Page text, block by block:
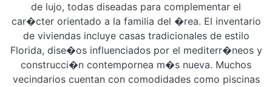
de lujo, todas diseadas para complementar el
car�cter orientado a la familia del �rea. El inventario
de viviendas incluye casas tradicionales de estilo
Florida, dise�os influenciados por el mediterr�neos y
construcci�n contempornea m�s nueva. Muchos
vecindarios cuentan con comodidades como piscinas